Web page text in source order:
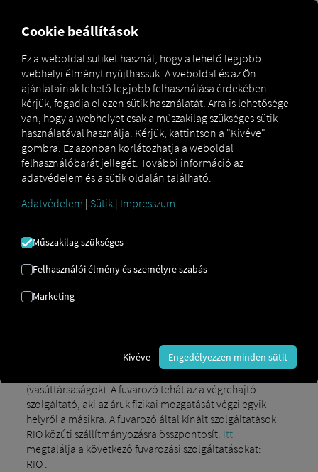
Glossar Carrier
HORDOZÓ
A teherfuvarozó szerepe a
vagy magánszemély, amely árukat vagy árucikkeket
szolgáltató. A szállítási és logisztikai szektorban a
tengeri szállítást(hajózási
légi szállítást(teherfuvarozó
(vasúttársaságok). A fuvarozó tehát az a végrehajtó
szolgáltató, aki az áruk fizikai mozgatását végzi egyik
helyről a másikra. A fuvarozó által kínált szolgáltatások
RIO közúti szállítmányozásra összpontosít. Itt
megtalálja a következő fuvarozási szolgáltatásokat:
RIO .
Cookie beállítások
Ez a weboldal sütiket használ, hogy a lehető legjobb
webhelyi élményt nyújthassuk. A weboldal és az Ön
ajánlatainak lehető legjobb felhasználása érdekében
kérjük, fogadja el ezen sütik használatát. Arra is lehetősége
van, hogy a webhelyet csak a műszakilag szükséges sütik
használatával használja. Kérjük, kattintson a "Kivéve"
gombra. Ez azonban korlátozhatja a weboldal
felhasználóbarát jellegét. További információ az
adatvédelem és a sütik oldalán található.
Adatvédelem | Sütik | Impresszum
Műszakilag szükséges
Felhasználói élmény és személyre szabás
Marketing
Kivéve Engedélyezzen minden sütit